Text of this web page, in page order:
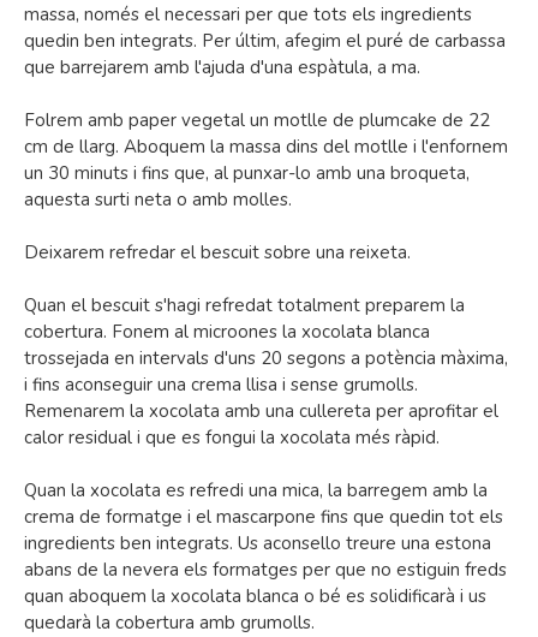
massa, només el necessari per que tots els ingredients
quedin ben integrats. Per últim, afegim el puré de carbassa
que barrejarem amb l'ajuda d'una espàtula, a ma.
Folrem amb paper vegetal un motlle de plumcake de 22
cm de llarg. Aboquem la massa dins del motlle i l'enfornem
un 30 minuts i fins que, al punxar-lo amb una broqueta,
aquesta surti neta o amb molles.
Deixarem refredar el bescuit sobre una reixeta.
Quan el bescuit s'hagi refredat totalment preparem la
cobertura. Fonem al microones la xocolata blanca
trossejada en intervals d'uns 20 segons a potència màxima,
i fins aconseguir una crema llisa i sense grumolls.
Remenarem la xocolata amb una cullereta per aprofitar el
calor residual i que es fongui la xocolata més ràpid.
Quan la xocolata es refredi una mica, la barregem amb la
crema de formatge i el mascarpone fins que quedin tot els
ingredients ben integrats. Us aconsello treure una estona
abans de la nevera els formatges per que no estiguin freds
quan aboquem la xocolata blanca o bé es solidificarà i us
quedarà la cobertura amb grumolls.